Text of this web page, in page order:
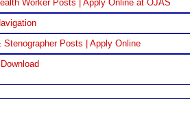
Worker Posts | Apply Online at OJAS
Posts | Apply Online